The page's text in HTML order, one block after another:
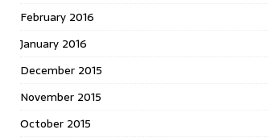
February 2016
January 2016
December 2015
November 2015
October 2015